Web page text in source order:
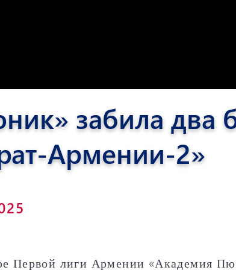
забила два
Армении-2»
Первой лиги Армении «Академия